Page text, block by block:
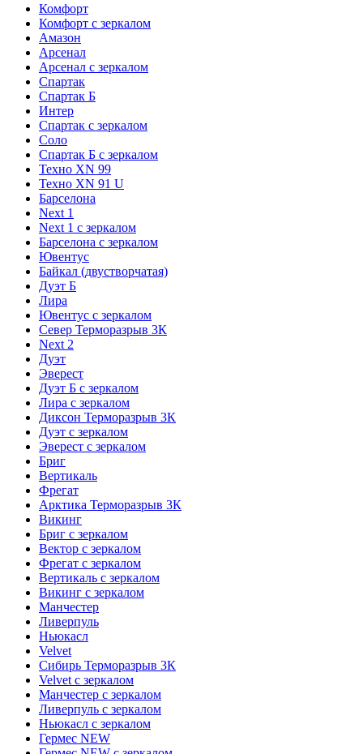
Комфорт
Комфорт с зеркалом
Амазон
Арсенал
Арсенал с зеркалом
Спартак
Спартак Б
Интер
Спартак с зеркалом
Соло
Спартак Б с зеркалом
Техно XN 99
Техно XN 91 U
Барселона
Next 1
Next 1 с зеркалом
Барселона с зеркалом
Ювентус
Байкал (двустворчатая)
Дуэт Б
Лира
Ювентус с зеркалом
Север Терморазрыв 3К
Next 2
Дуэт
Эверест
Дуэт Б с зеркалом
Лира с зеркалом
Диксон Терморазрыв 3К
Дуэт с зеркалом
Эверест с зеркалом
Бриг
Вертикаль
Фрегат
Арктика Терморазрыв 3К
Викинг
Бриг с зеркалом
Вектор с зеркалом
Фрегат с зеркалом
Вертикаль с зеркалом
Викинг с зеркалом
Манчестер
Ливерпуль
Ньюкасл
Velvet
Сибирь Терморазрыв 3К
Velvet с зеркалом
Манчестер с зеркалом
Ливерпуль с зеркалом
Ньюкасл с зеркалом
Гермес NEW